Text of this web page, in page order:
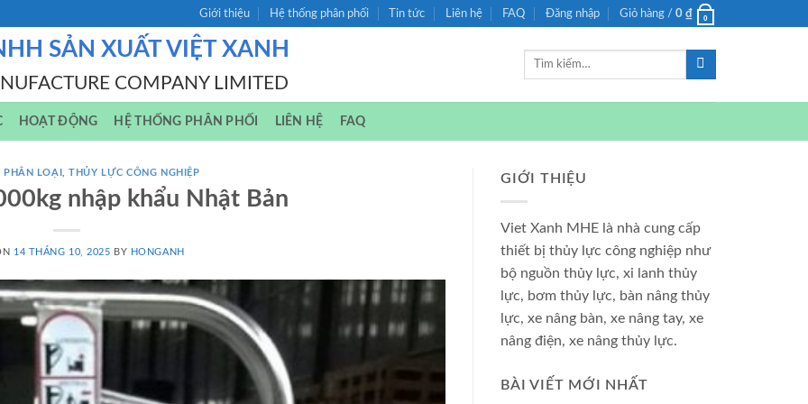
Giới thiệu Hệ thống phân phối Tin tức Liên hệ FAQ Đăng nhập Giỏ hàng / 0 ₫ 0
SẢN XUẤT VIỆT XANH
COMPANY LIMITED
Tìm
HOẠT ĐỘNG HỆ THỐNG PHÂN PHỐI LIÊN HỆ FAQ
LOẠI ,THỦY LỰC CÔNG NGHIỆP
nhập khẩu Nhật Bản
14 THÁNG 10, 2025 BY HONGANH
GIỚI THIỆU
Viet Xanh MHE là nhà cung cấp
thiết bị thủy lực công nghiệp như
bộ nguồn thủy lực, xi lanh thủy
lực, bơm thủy lực, bàn nâng thủy
lực, xe nâng bàn, xe nâng tay, xe
nâng điện, xe nâng thủy lực.
BÀI VIẾT MỚI NHẤT